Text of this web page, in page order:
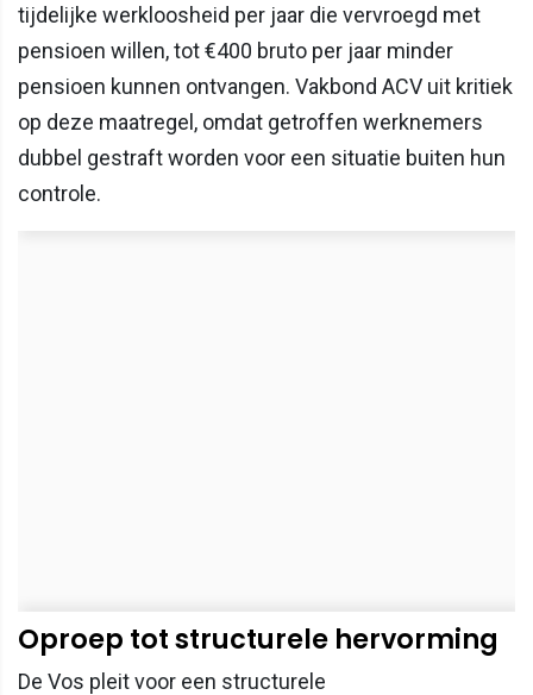
tijdelijke werkloosheid per jaar die vervroegd met
pensioen willen, tot €400 bruto per jaar minder
pensioen kunnen ontvangen. Vakbond ACV uit kritiek
op deze maatregel, omdat getroffen werknemers
dubbel gestraft worden voor een situatie buiten hun
controle.
Oproep tot structurele hervorming
De Vos pleit voor een structurele